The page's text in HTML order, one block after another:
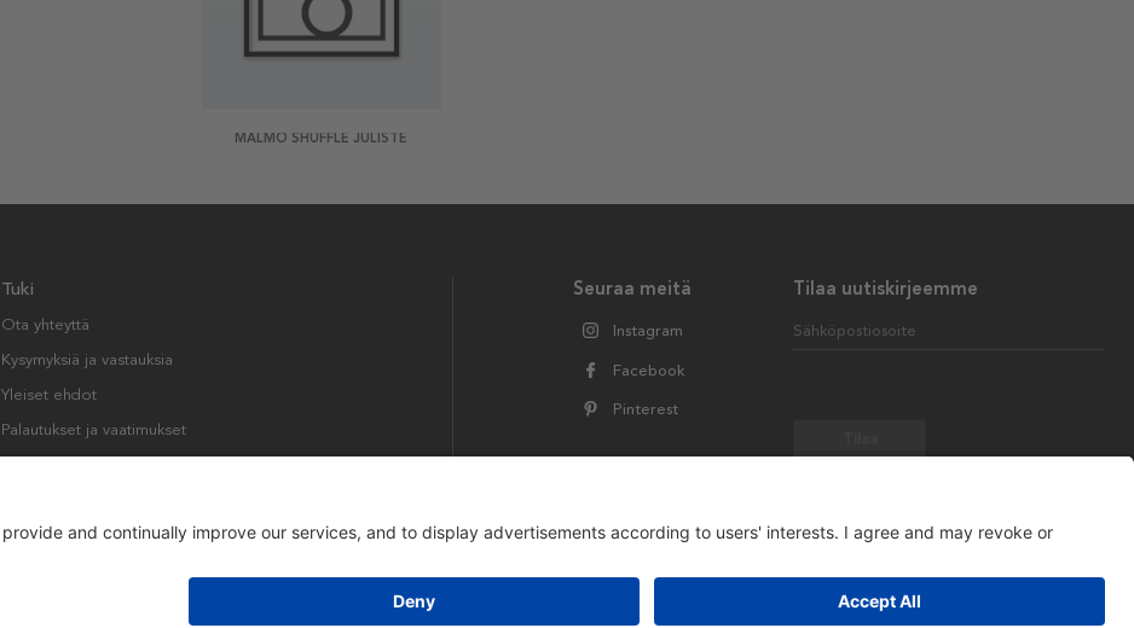
MALMÖ SHUFFLE JULISTE
Tilaa uutiskirjeemme
Sähköpostiosoite
Seuraa meitä
Instagram
Facebook
Pinterest
Tuki
Ota yhteyttä
Kysymyksiä ja vastauksia
Yleiset ehdot
Palautukset ja vaatimukset